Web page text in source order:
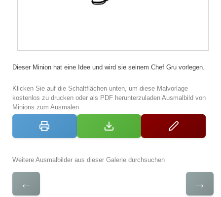
Dieser Minion hat eine Idee und wird sie seinem Chef Gru vorlegen.
Klicken Sie auf die Schaltflächen unten, um diese Malvorlage
kostenlos zu drucken oder als PDF herunterzuladen Ausmalbild von
Minions zum Ausmalen
Weitere Ausmalbilder aus dieser Galerie durchsuchen
← →